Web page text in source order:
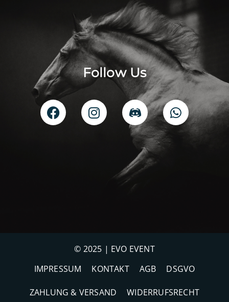
Follow Us
© 2025 | EVO EVENT
IMPRESSUM
KONTAKT AGB DSGVO
ZAHLUNG & VERSAND WIDERRUFSRECHT